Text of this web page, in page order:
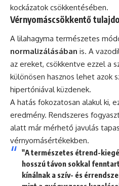
kockázatok csökkentésében.
Vérnyomáscsökkentő
A lilahagyma természetes
normalizálásában is. A
az ereket, csökkentve ezzel a
különösen hasznos lehet azok
hipertóniával küzdenek.
A hatás fokozatosan alakul ki,
eredmény. Rendszeres
alatt már mérhető javulás
vérnyomásértékekben.
"A természetes étrend-
hosszú távon sokkal
kínálnak a szív- és